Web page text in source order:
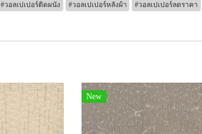
#วอลเปเปอร์ติดผนัง #วอลเปเปอร์หลังผ้า #วอลเปเปอร์ลดราคา
New